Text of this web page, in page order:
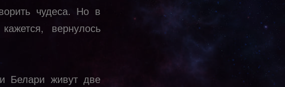
чудеса. Но в
вернулось
Белари живут две